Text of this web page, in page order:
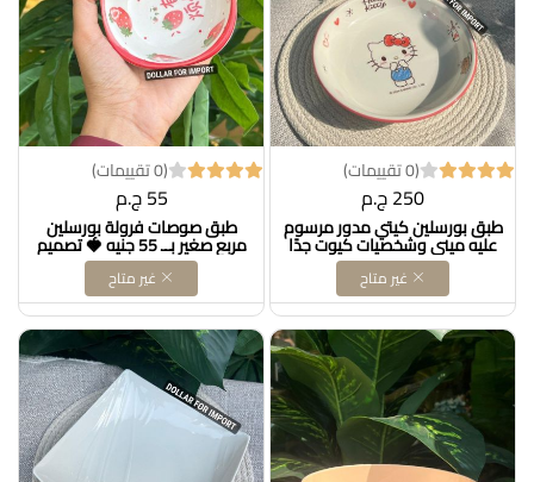
(0 تقييمات)
250 ج.م
طبق بورسلين كيتي مدور مرسوم
عليه ميني وشخصيات كيوت جدًا
✨ عليه العلامة المائية الأصلية،
شكله يجنن ومثالي لتقديم الأكل
للأطفال أو لعشاق ديزني 🐭🍽️
غير متاح
(0 تقييمات)
55 ج.م
طبق صوصات فرولة بورسلين
مربع صغير بــ 55 جنيه 🍓 تصميم
شيك وصغير مناسب لتقديم
الصوصات أو المقبلات بأناقة،
خامة فتحي محمود حراري
ممتازة.
غير متاح